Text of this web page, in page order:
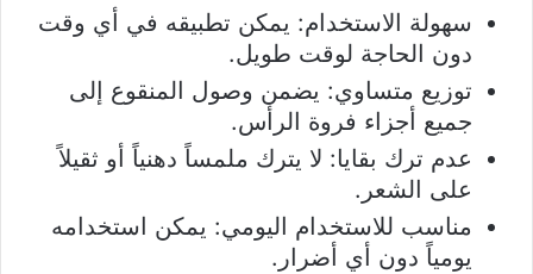
سهولة الاستخدام: يمكن تطبيقه في أي وقت
دون الحاجة لوقت طويل.
توزيع متساوي: يضمن وصول المنقوع إلى
جميع أجزاء فروة الرأس.
عدم ترك بقايا: لا يترك ملمساً دهنياً أو ثقيلاً
على الشعر.
مناسب للاستخدام اليومي: يمكن استخدامه
يومياً دون أي أضرار.